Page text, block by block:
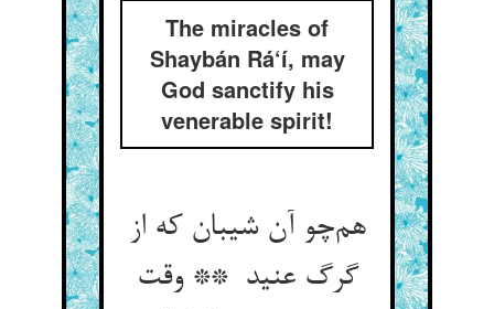
The miracles of
Shaybán Rá‘í, may
God sanctify his
venerable spirit!
هم‌چو آن شیبان که از
گرگ عنید ** وقت